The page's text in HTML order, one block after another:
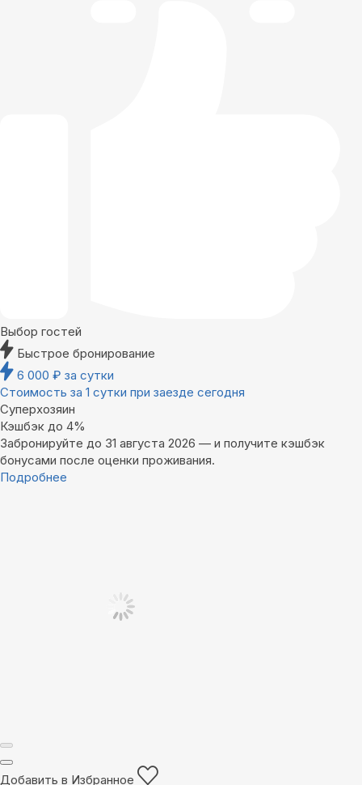
Выбор гостей
Быстрое бронирование
6 000 ₽ за сутки
Стоимость за 1 сутки при заезде сегодня
Суперхозяин
Кэшбэк до 4%
Забронируйте до 31 августа 2026 — и получите кэшбэк
бонусами после оценки проживания.
Подробнее
Добавить в Избранное